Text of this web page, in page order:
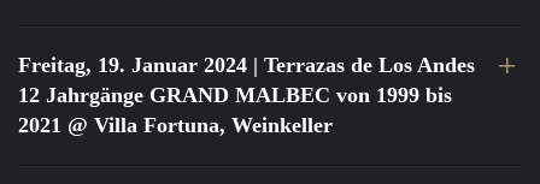
Freitag, 19. Januar 2024 | Terrazas de Los Andes
12 Jahrgänge GRAND MALBEC von 1999 bis
2021 @ Villa Fortuna, Weinkeller